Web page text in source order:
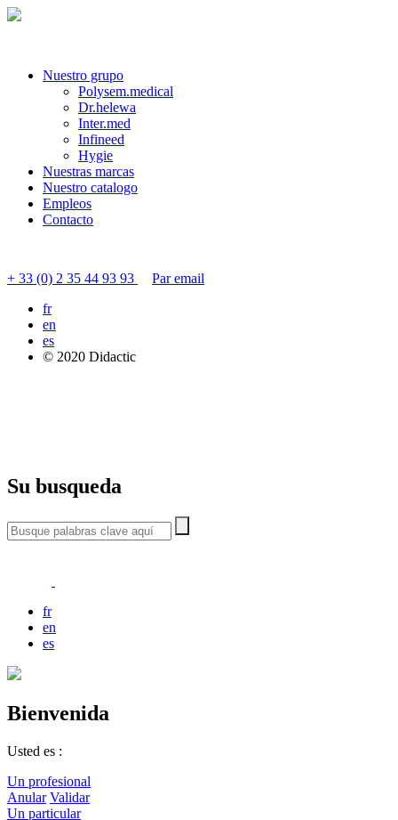
Nuestro grupo
Polysem.medical
Dr.helewa
Inter.med
Infineed
Hygie
Nuestras marcas
Nuestro catalogo
Empleos
Contacto
+ 33 (0) 2 35 44 93 93
Par email
fr
en
es
© 2020 Didactic
Su busqueda
fr
en
es
Bienvenida
Usted es :
Un profesional
Anular Validar
Un particular